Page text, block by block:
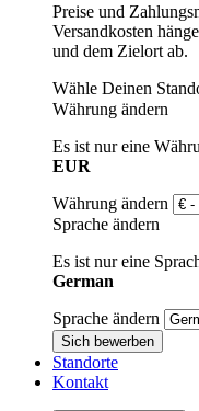
Preise und
Versandkosten
und dem Zielort ab.
Wähle Deinen
Währung ändern
Es ist nur eine
EUR
Währung ändern
Sprache ändern
Es ist nur eine
German
Sprache ändern
Sich bewerben
Standorte
Kontakt